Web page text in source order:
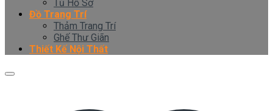
Tủ Hồ Sơ
Đồ Trang Trí
Thảm Trang Trí
Ghế Thư Giãn
Thiết Kế Nội Thất